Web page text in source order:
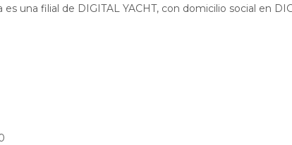
una filial de DIGITAL YACHT, con domicilio social en